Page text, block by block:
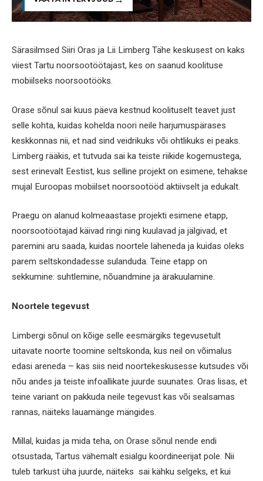
Särasilmsed Siiri Oras ja Lii Limberg Tähe keskusest on kaks
viiest Tartu noorsootöötajast, kes on saanud koolituse
mobiilseks noorsootööks.
Orase sõnul sai kuus päeva kestnud koolituselt teavet just
selle kohta, kuidas kohelda noori neile harjumuspärases
keskkonnas nii, et nad sind veidrikuks või ohtlikuks ei peaks.
Limberg rääkis, et tutvuda sai ka teiste riikide kogemustega,
sest erinevalt Eestist, kus selline projekt on esimene, tehakse
mujal Euroopas mobiilset noorsootööd aktiivselt ja edukalt.
Praegu on alanud kolmeaastase projekti esimene etapp,
noorsootöötajad käivad ringi ning kuulavad ja jälgivad, et
paremini aru saada, kuidas noortele läheneda ja kuidas oleks
parem seltskondadesse sulanduda. Teine etapp on
sekkumine: suhtlemine, nõuandmine ja ärakuulamine.
Noortele tegevust
Limbergi sõnul on kõige selle eesmärgiks tegevusetult
uitavate noorte toomine seltskonda, kus neil on võimalus
edasi areneda – kas siis neid noortekeskusesse kutsudes või
nõu andes ja teiste infoallikate juurde suunates. Oras lisas, et
teine variant on pakkuda neile tegevust kas või sealsamas
rannas, näiteks lauamänge mängides.
Millal, kuidas ja mida teha, on Orase sõnul nende endi
otsustada, Tartus vähemalt esialgu koordineerijat pole. Nii
tuleb tarkust üha juurde, näiteks sai kähku selgeks, et kui